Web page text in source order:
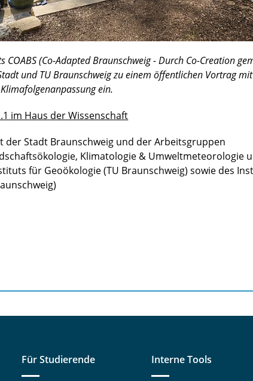
COABS (Co-Adapted Braunschweig - Durch Co-Creation
und TU Braunschweig zu einem öffentlichen Vortrag mit
ein.
im Haus der Wissenschaft
der Stadt Braunschweig und der Arbeitsgruppen
Klimatologie & Umweltmeteorologie
für Geoökologie (TU Braunschweig) sowie des
Für Studierende Interne Tools